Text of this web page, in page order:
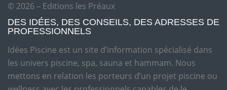
© 2026 – Editions les Préaux
DES IDÉES, DES CONSEILS, DES ADRESSES DE
PROFESSIONNELS
Idées Piscine est un site d’information spécialisé dans
les univers piscine, spa, sauna et hammam. Nous
mettons en relation les porteurs d’un projet piscine ou